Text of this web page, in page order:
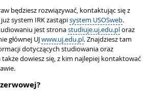
będziesz rozwiązywać, kontaktując się z
system IRK zastąpisystem USOSweb.
jest stronastudiuje.uj.edu.ploraz
głównej UJwww.uj.edu.pl. Znajdziesz tam
dotyczących studiowania oraz
dowiesz się, z kim najlepiej kontaktować